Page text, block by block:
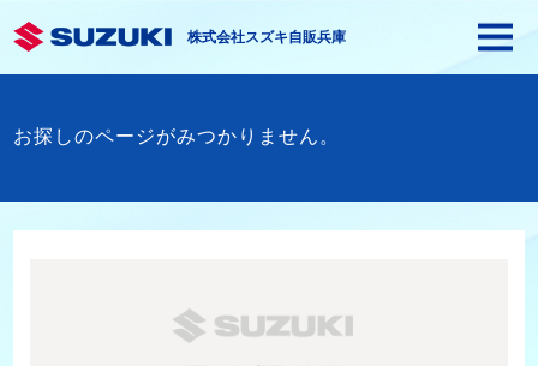
株式会社スズキ自販兵庫
お探しのページがみつかりません。